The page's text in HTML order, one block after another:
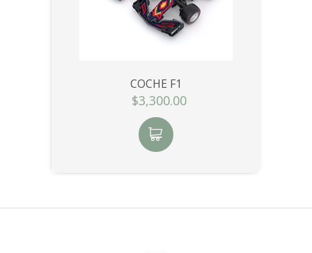
COCHE F1
$3,300.00